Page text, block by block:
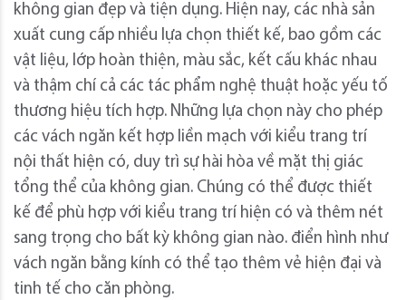
không gian đẹp và tiện dụng. Hiện nay, các nhà sản
xuất cung cấp nhiều lựa chọn thiết kế, bao gồm các
vật liệu, lớp hoàn thiện, màu sắc, kết cấu khác nhau
và thậm chí cả các tác phẩm nghệ thuật hoặc yếu tố
thương hiệu tích hợp. Những lựa chọn này cho phép
các vách ngăn kết hợp liền mạch với kiểu trang trí
nội thất hiện có, duy trì sự hài hòa về mặt thị giác
tổng thể của không gian. Chúng có thể được thiết
kế để phù hợp với kiểu trang trí hiện có và thêm nét
sang trọng cho bất kỳ không gian nào. điển hình như
vách ngăn bằng kính có thể tạo thêm vẻ hiện đại và
tinh tế cho căn phòng.